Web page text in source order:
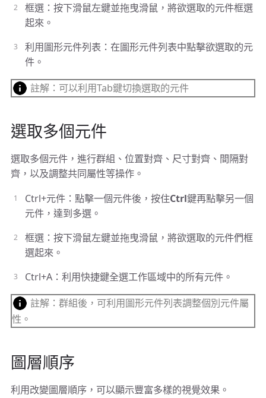
框選：按下滑鼠左鍵並拖曳滑鼠，將欲選取的元件框選
起來。
利用圖形元件列表：在圖形元件列表中點擊欲選取的元
件。
註解：可以利用Tab鍵切換選取的元件
選取多個元件
選取多個元件，進行群組、位置對齊、尺寸對齊、間隔對
齊，以及調整共同屬性等操作。
Ctrl+元件：點擊一個元件後，按住Ctrl鍵再點擊另一個
元件，達到多選。
框選：按下滑鼠左鍵並拖曳滑鼠，將欲選取的元件們框
選起來。
Ctrl+A：利用快捷鍵全選工作區域中的所有元件。
註解：群組後，可利用圖形元件列表調整個別元件屬
性。
圖層順序
利用改變圖層順序，可以顯示豐富多樣的視覺效果。